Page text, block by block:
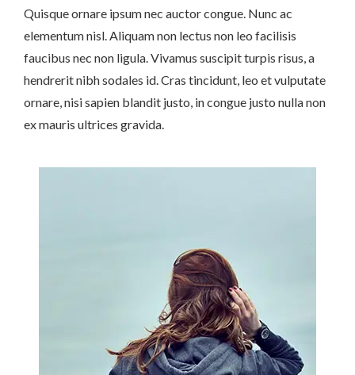
Quisque ornare ipsum nec auctor congue. Nunc ac
elementum nisl. Aliquam non lectus non leo facilisis
faucibus nec non ligula. Vivamus suscipit turpis risus, a
hendrerit nibh sodales id. Cras tincidunt, leo et vulputate
ornare, nisi sapien blandit justo, in congue justo nulla non
ex mauris ultrices gravida.